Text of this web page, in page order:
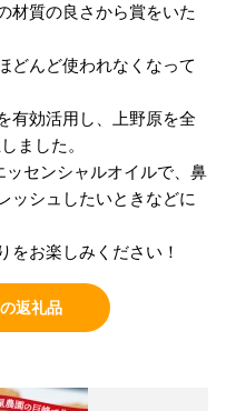
材質の良さから賞をいた
どんど使われなくなって
有効活用し、上野原を全
ました。
センシャルオイルで、鼻
ッシュしたいときなどに
をお楽しみください！
返礼品